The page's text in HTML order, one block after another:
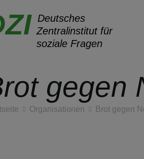
Deutsches
Zentralinstitut für
soziale Fragen
gegen
Organisationen Brot gegen